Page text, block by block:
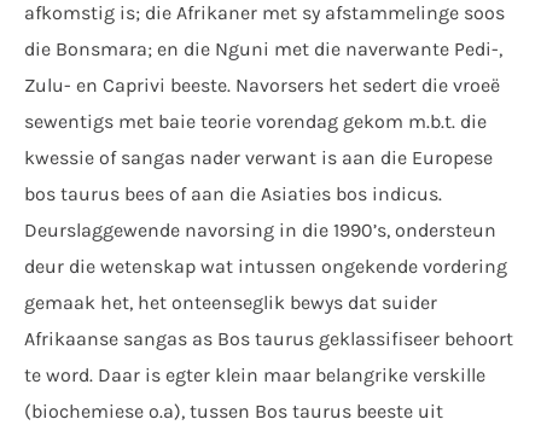
afkomstig is; die Afrikaner met sy afstammelinge soos
die Bonsmara; en die Nguni met die naverwante Pedi-,
Zulu- en Caprivi beeste. Navorsers het sedert die vroeë
sewentigs met baie teorie vorendag gekom m.b.t. die
kwessie of sangas nader verwant is aan die Europese
bos taurus bees of aan die Asiaties bos indicus.
Deurslaggewende navorsing in die 1990’s, ondersteun
deur die wetenskap wat intussen ongekende vordering
gemaak het, het onteenseglik bewys dat suider
Afrikaanse sangas as Bos taurus geklassifiseer behoort
te word. Daar is egter klein maar belangrike verskille
(biochemiese o.a), tussen Bos taurus beeste uit